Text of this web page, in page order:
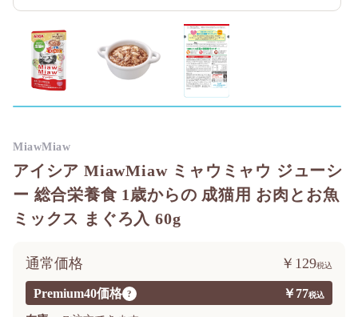
アイシア MiawMiaw ミャウミャウ ジューシ
ー 総合栄養食 1歳からの 成猫用 お肉とお魚
ミックス まぐろ入 60g
Premium40価格 ? ￥77
通常価格 ￥129
MiawMiaw